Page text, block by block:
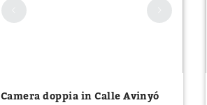
Camera doppia in Calle Avinyó